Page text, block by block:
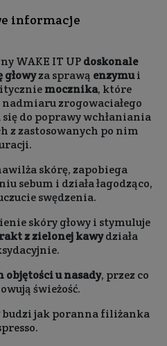
informacje
WAKE IT UPdoskonale
głowyza sprawą enzymui
mocznika, które
zrogowaciałego
do poprawy wchłaniania
z zastosowanych po nim
skórę, zapobiega
sebum i działa łagodząco,
swędzenia.
skóry głowy i stymuluje
z zielonej kawydziała
objętości u nasady, przez co
świeżość.
budzi jak poranna filiżanka